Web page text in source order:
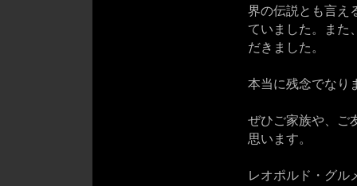
界の伝説とも言え
ていました。また
だきました。
本当に残念でなり
ぜひご家族や、ご
思います。
レオポルド・グル